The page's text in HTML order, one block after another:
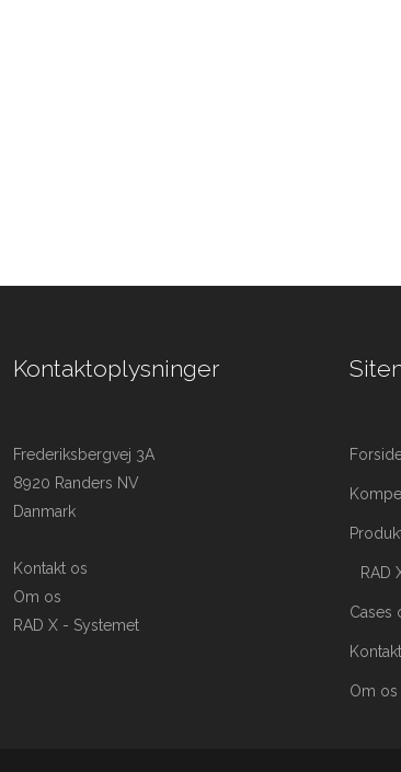
Kontaktoplysninger
Frederiksbergvej 3A
8920 Randers NV
Danmark
Kontakt os
Om os
RAD X - Systemet
RAD
Cases
Kontakt
Om os